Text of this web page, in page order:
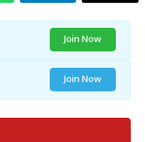
Join Now
Join Now